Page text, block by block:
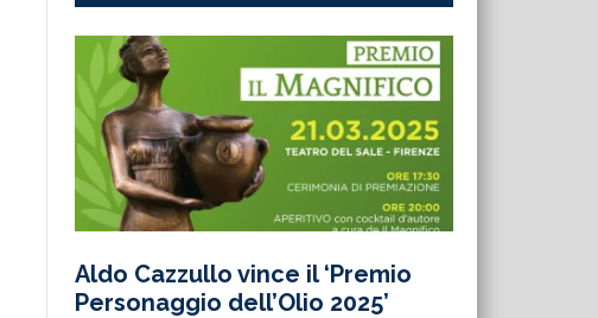
Aldo Cazzullo vince il ‘Premio
Personaggio dell’Olio 2025’